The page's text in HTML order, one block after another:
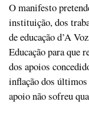
O manifesto
instituição, dos
de educação d’A
Educação para que
dos apoios
inflação dos
apoio não sofreu